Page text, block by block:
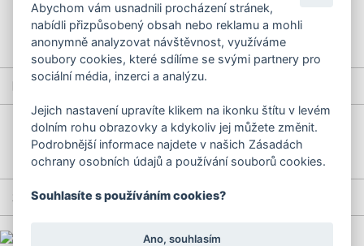
Doprava
Reklamační řád
Přihlášení/registrace
RYCHLÉ KONTAKTY
+420 577 658 321
objednavky.prodejna@podravka.cz
SOCIÁLNÍ SÍTĚ
Abychom vám usnadnili procházení stránek,
nabídli přizpůsobený obsah nebo reklamu a mohli
anonymně analyzovat návštěvnost, využíváme
soubory cookies, které sdílíme se svými partnery pro
sociální média, inzerci a analýzu.
Jejich nastavení upravíte klikem na ikonku štítu v levém
dolním rohu obrazovky a kdykoliv jej můžete změnit.
Podrobnější informace najdete v našich Zásadách
ochrany osobních údajů a používání souborů cookies.
Souhlasíte s používáním cookies?
Ano, souhlasím